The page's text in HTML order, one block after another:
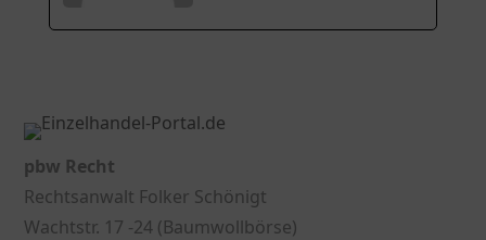
pbw Recht
Rechtsanwalt Folker Schönigt
Wachtstr. 17 -24 (Baumwollbörse)